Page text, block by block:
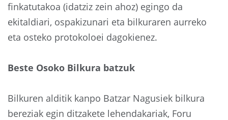
finkatutakoa (idatziz zein ahoz) egingo da
ekitaldiari, ospakizunari eta bilkuraren aurreko
eta osteko protokoloei dagokienez.
Beste Osoko Bilkura batzuk
Bilkuren alditik kanpo Batzar Nagusiek bilkura
bereziak egin ditzakete lehendakariak, Foru